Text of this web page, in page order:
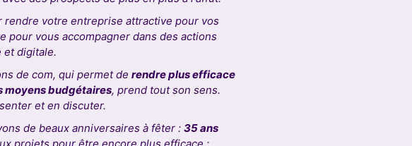
rendre votre entreprise attractive pour vos
pour vous accompagner dans des actions
et digitale.
de com, qui permet derendre plus efficace
moyens budgétaires, prend tout son sens.
et en discuter.
de beaux anniversaires à fêter :35 ans